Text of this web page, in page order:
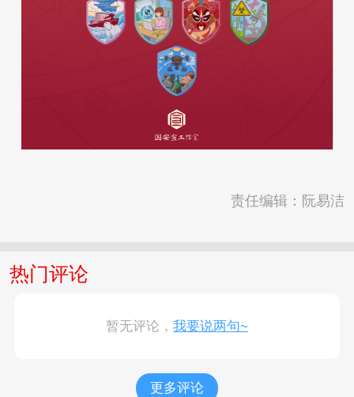
责任编辑：阮易洁
热门评论
暂无评论， 我要说两句~
更多评论